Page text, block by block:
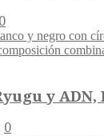
0
y
0